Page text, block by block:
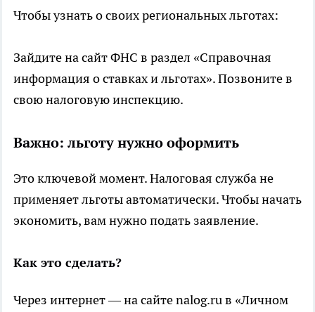
Чтобы узнать о своих региональных льготах:
Зайдите на сайт ФНС в раздел «Справочная
информация о ставках и льготах». Позвоните в
свою налоговую инспекцию.
Важно: льготу нужно оформить
Это ключевой момент. Налоговая служба не
применяет льготы автоматически. Чтобы начать
экономить, вам нужно подать заявление.
Как это сделать?
Через интернет — на сайте nalog.ru в «Личном